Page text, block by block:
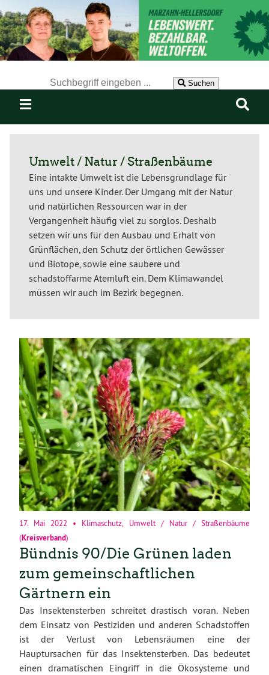
Suchen
Umwelt / Natur / Straßenbäume
Eine intakte Umwelt ist die Lebensgrundlage für
uns und unsere Kinder. Der Umgang mit der Natur
und natürlichen Ressourcen war in der
Vergangenheit häufig viel zu sorglos. Deshalb
setzen wir uns für den Ausbau und Erhalt von
Grünflächen, den Schutz der örtlichen Gewässer
und Biotope, sowie eine saubere und
schadstoffarme Atemluft ein. Dem Klimawandel
müssen wir auch im Bezirk begegnen.
17. Mai 2022 • Klimaschutz
Umwelt / Natur / Straßenbäume
(Kreisverband)
Bündnis 90/Die Grünen laden
zum gemeinschaftlichen
Gärtnern ein
Das Insektensterben schreitet drastisch voran. Neben
dem Einsatz von Pestiziden und anderen Schadstoffen
ist der Verlust von Lebensräumen eine der
Hauptursachen für das Insektensterben. Das bedeutet
einen dramatischen Eingriff in die Ökosysteme und